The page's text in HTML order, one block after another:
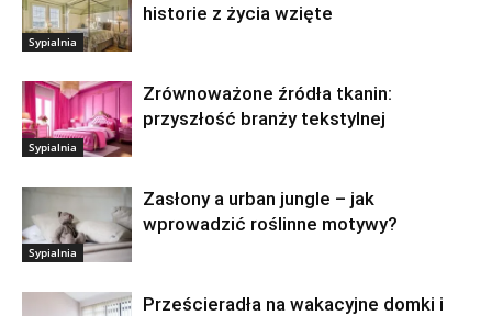
Sypialnia
historie z życia wzięte
Sypialnia
Zrównoważone źródła tkanin:
przyszłość branży tekstylnej
Sypialnia
Zasłony a urban jungle – jak
wprowadzić roślinne motywy?
Prześcieradła na wakacyjne domki i